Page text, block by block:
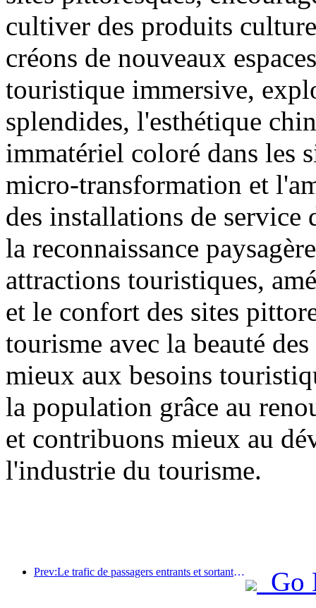
cultiver des produits
créons de nouveaux
touristique immersive,
splendides, l'esthétique
immatériel coloré dans les
micro-transformation et
des installations de service
la reconnaissance
attractions touristiques,
et le confort des sites
tourisme avec la beauté
mieux aux besoins
la population grâce au
et contribuons mieux au
l'industrie du tourisme.
Prev:Le trafic de passagers entrants et sortants de l'aéroport de Shenzhen augmente pendant les vacances d'été, et de nombreuses compagnies aériennes étrangères augmentent leurs liaisons vers la Chine
Go